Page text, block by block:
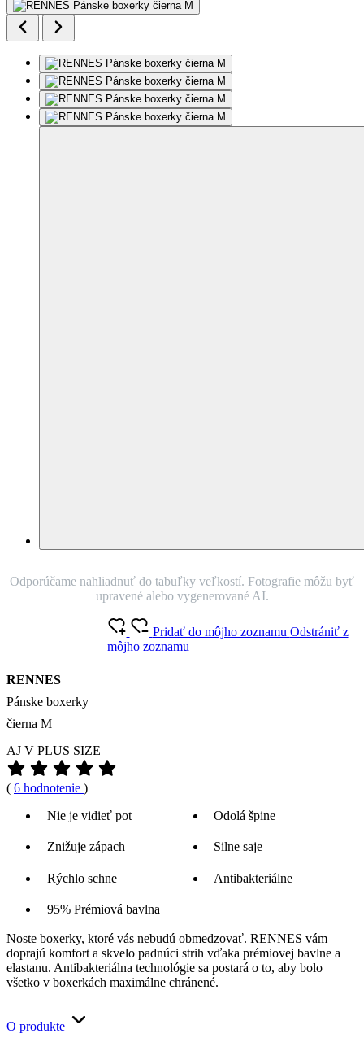
doprajú komfort a skvelo padnúci strih vďaka prémiovej bavlne a
všetko v boxerkách maximálne chránené.